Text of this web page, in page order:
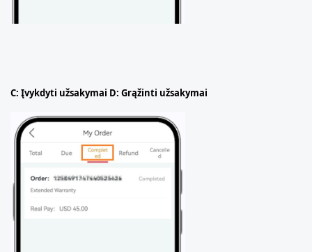
C: Įvykdyti užsakymai D: Grąžinti užsakymai